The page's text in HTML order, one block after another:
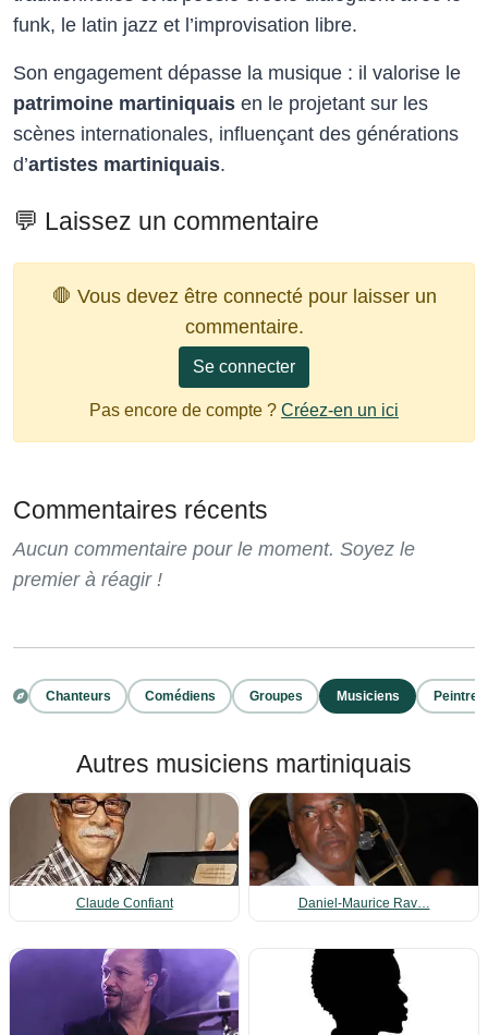
funk, le latin jazz et l’improvisation libre.
Son engagement dépasse la musique : il valorise le
patrimoine martiniquais en le projetant sur les
scènes internationales, influençant des générations
d’artistes martiniquais.​
💬 Laissez un commentaire
🛑 Vous devez être connecté pour laisser un
commentaire.
Se connecter
Pas encore de compte ? Créez-en un ici
Commentaires récents
Aucun commentaire pour le moment. Soyez le
premier à réagir !
Chanteurs Comédiens Groupes Musiciens Peintres
Autres musiciens martiniquais
Claude Confiant Daniel-Maurice Rav…